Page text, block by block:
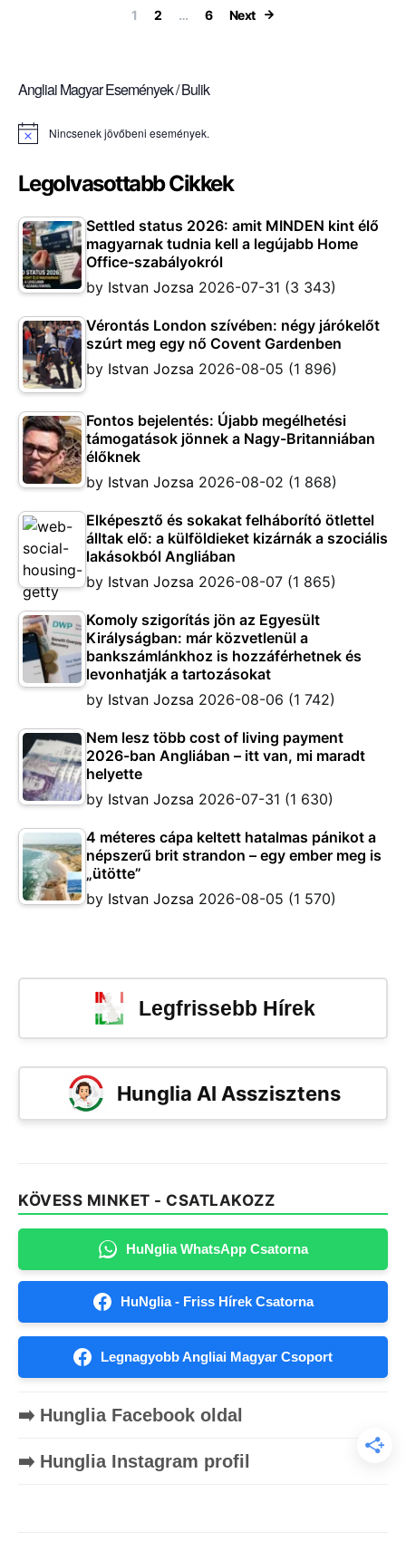
Bejegyzések
1 2 … 6 Next
Angliai Magyar Események / Bulik
Notice Nincsenek jövőbeni események.
Legolvasottabb Cikkek
Settled status 2026: amit MINDEN kint élő
magyarnak tudnia kell a legújabb Home
Office-szabályokról
by Istvan Jozsa 2026-07-31 (3 343)
Vérontás London szívében: négy járókelőt
szúrt meg egy nő Covent Gardenben
by Istvan Jozsa 2026-08-05 (1 896)
Fontos bejelentés: Újabb megélhetési
támogatások jönnek a Nagy-Britanniában
élőknek
by Istvan Jozsa 2026-08-02 (1 868)
Elképesztő és sokakat felháborító ötlettel
álltak elő: a külföldieket kizárnák a szociális
lakásokból Angliában
by Istvan Jozsa 2026-08-07 (1 865)
Komoly szigorítás jön az Egyesült
Királyságban: már közvetlenül a
bankszámlánkhoz is hozzáférhetnek és
levonhatják a tartozásokat
by Istvan Jozsa 2026-08-06 (1 742)
Nem lesz több cost of living payment
2026-ban Angliában – itt van, mi maradt
helyette
by Istvan Jozsa 2026-07-31 (1 630)
4 méteres cápa keltett hatalmas pánikot a
népszerű brit strandon – egy ember meg is
„ütötte”
by Istvan Jozsa 2026-08-05 (1 570)
Legfrissebb Hírek
Hunglia AI Asszisztens
KÖVESS MINKET - CSATLAKOZZ
HuNglia WhatsApp Csatorna
HuNglia - Friss Hírek Csatorna
Legnagyobb Angliai Magyar Csoport
➡️ Hunglia Facebook oldal
➡️ Hunglia Instagram profil